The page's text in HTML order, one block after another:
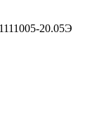
20.05Э